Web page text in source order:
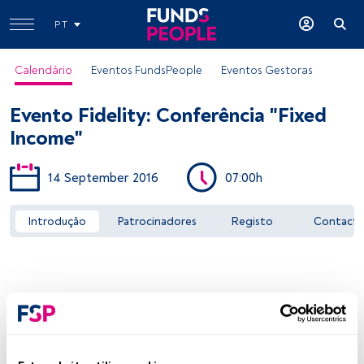
PT
Calendário Eventos FundsPeople Eventos Gestoras
Evento Fidelity: Conferência "Fixed
Income"
14 September 2016 07:00h
Introdução Patrocinadores Registo